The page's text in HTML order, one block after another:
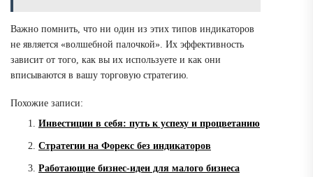
Важно помнить, что ни один из этих типов индикаторов
не является «волшебной палочкой». Их эффективность
зависит от того, как вы их используете и как они
вписываются в вашу торговую стратегию.
Похожие записи:
Инвестиции в себя: путь к успеху и процветанию
Стратегии на Форекс без индикаторов
Работающие бизнес-идеи для малого бизнеса